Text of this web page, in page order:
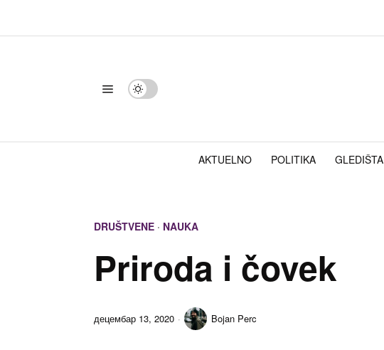
AKTUELNO POLITIKA GLEDIŠTA
DRUŠTVENE · NAUKA
Priroda i čovek
децембар 13, 2020 Bojan Perc